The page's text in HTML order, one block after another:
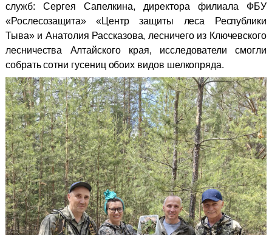
служб: Сергея Сапелкина, директора филиала ФБУ
«Рослесозащита» «Центр защиты леса Республики
Тыва» и Анатолия Рассказова, лесничего из Ключевского
лесничества Алтайского края, исследователи смогли
собрать сотни гусениц обоих видов шелкопряда.